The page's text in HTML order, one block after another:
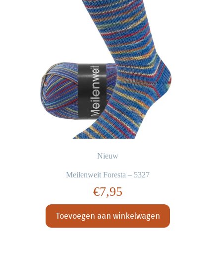
Nieuw
Meilenweit Foresta – 5327
€7,95
Toevoegen aan winkelwagen